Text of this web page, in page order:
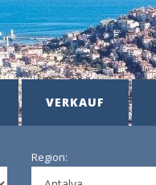
VERKAUF
Region: